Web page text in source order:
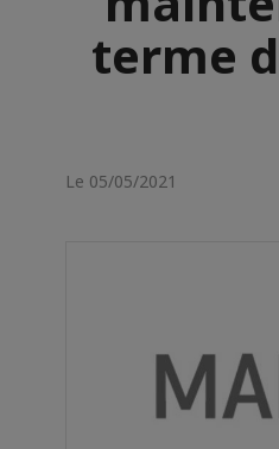
terme
Le 05/05/2021